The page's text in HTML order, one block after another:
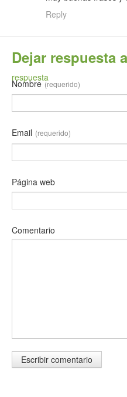
Reply
Dejar respuesta a
respuesta
Nombre (requerido)
Email (requerido)
Página web
Comentario